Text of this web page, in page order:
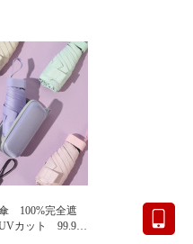
袖
100%完全遮
カット 99.9%